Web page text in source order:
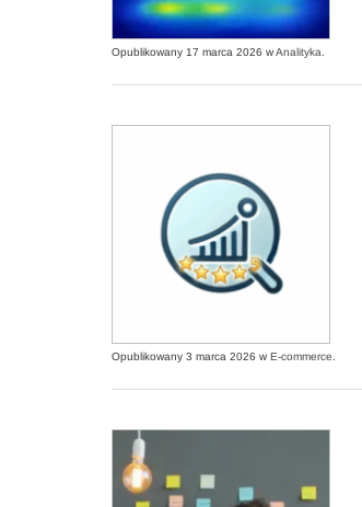
Opublikowany 17 marca 2026 wAnalityka
Opublikowany 3 marca 2026 w E-commerce